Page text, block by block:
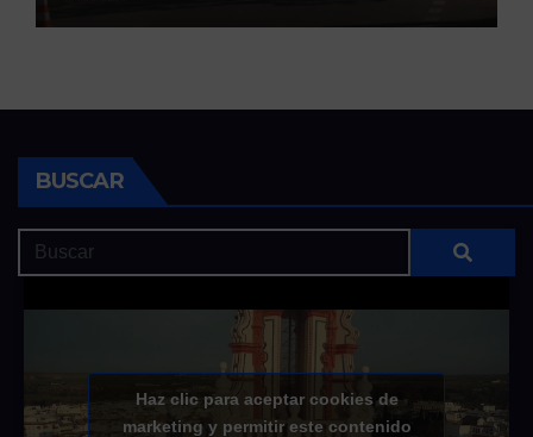
BUSCAR
Haz clic para aceptar cookies de
marketing y permitir este contenido